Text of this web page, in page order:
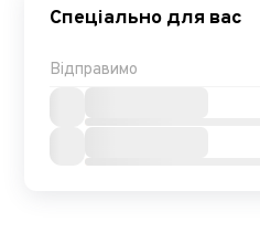
Спеціально для вас
Відправимо